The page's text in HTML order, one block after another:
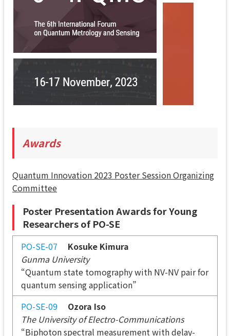
Awards
Quantum Innovation 2023 Poster Session Organizing
Committee
Poster Presentation Awards for Young
Researchers of PO-SE
PO-SE-07 Kosuke Kimura
Gunma University
“Quantum state tomography with NV-NV pair for
quantum sensing application”
PO-SE-09
Ozora Iso
The University of Electro-Communications
“Biphoton spectral measurement with delay-